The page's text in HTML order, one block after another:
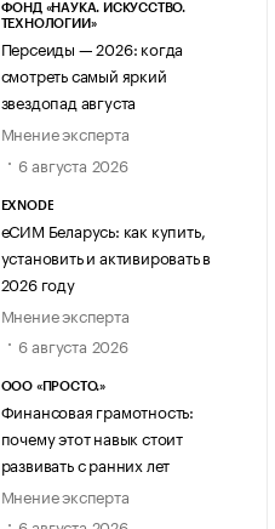
ФОНД «НАУКА. ИСКУССТВО.
ТЕХНОЛОГИИ»
Персеиды — 2026: когда
смотреть самый яркий
звездопад августа
Мнение эксперта
6 августа 2026
EXNODE
еСИМ Беларусь: как купить,
установить и активировать в
2026 году
Мнение эксперта
6 августа 2026
ООО «ПРОСТО.»
Финансовая грамотность:
почему этот навык стоит
развивать с ранних лет
Мнение эксперта